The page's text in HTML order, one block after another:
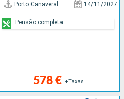
Porto Canaveral 14/11/2027
578 € +Taxas
Pensão completa